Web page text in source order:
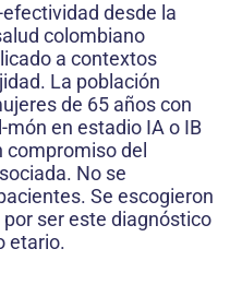
desde la
colombiano
a contextos
La población
de 65 años con
en estadio IA o IB
del
No se
Se escogieron
ser este diagnóstico
etario.